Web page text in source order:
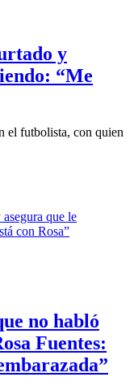
y
“Me
el futbolista, con quien
no habló
Fuentes: